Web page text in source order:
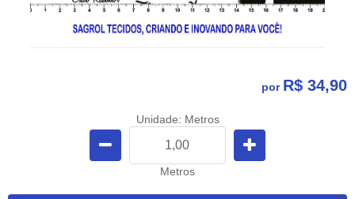
por R$ 34,90
Unidade: Metros
Metros